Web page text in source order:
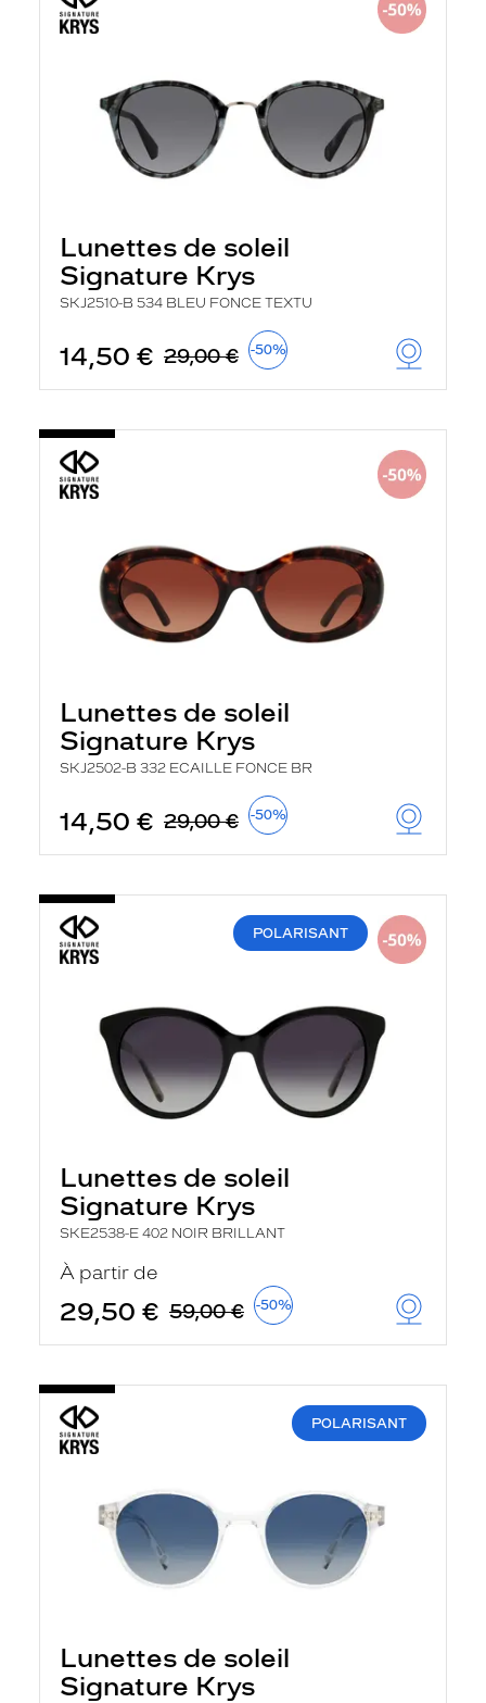
Lunettes de soleil
Signature Krys
SKJ2510-B 534 BLEU FONCE TEXTU
14,50 € 29,00 € -50%
Lunettes de soleil
Signature Krys
SKJ2502-B 332 ECAILLE FONCE BR
14,50 € 29,00 € -50%
POLARISANT
Lunettes de soleil
Signature Krys
SKE2538-E 402 NOIR BRILLANT
À partir de
29,50 € 59,00 € -50%
POLARISANT
Lunettes de soleil
Signature Krys